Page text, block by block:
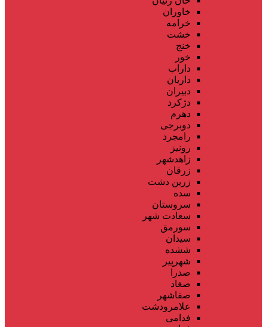
خاوران
خرامه
خشت
خنج
خور
داراب
داریان
دبیران
دژکرد
دهرم
دوبرجی
رامجرد
رونیز
زاهدشهر
زرقان
زرین دشت
سده
سروستان
سعادت شهر
سورمق
سیدان
ششده
شهرپیر
صدرا
صغاد
صفاشهر
علامرودشت
فدامی